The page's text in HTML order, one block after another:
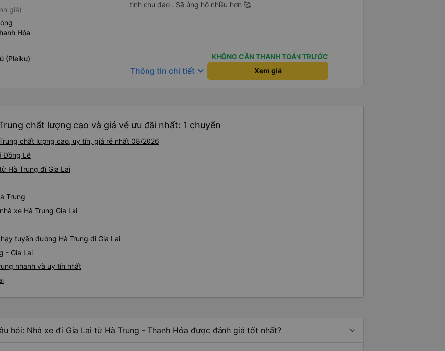
giá)
Hóa
(Pleiku)
tình chu đáo . Sẽ ủng hộ nhiều hơn 🥰
KHÔNG CẦN THANH TOÁN TRƯỚC
Thông tin chi tiết keyboard_arrow_down Xem giá
chất lượng cao và giá vé ưu đãi nhất: 1 chuyến
chất lượng cao, uy tín, giá rẻ nhất 08/2026
Đồng Lễ
Hà Trung đi Gia Lai
Trung
xe Hà Trung Gia Lai
tuyến đường Hà Trung đi Gia Lai
- Gia Lai
nhanh và uy tín nhất
hỏi: Nhà xe đi Gia Lai từ Hà Trung - Thanh Hóa được đánh giá tốt nhất?